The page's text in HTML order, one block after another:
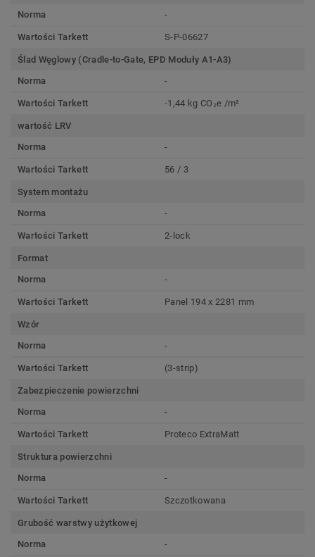
Norma
-
Wartości Tarkett S-P-06627
Ślad Węglowy (Cradle-to-Gate, EPD Moduły A1-A3)
Norma
-
Wartości Tarkett -1,44 kg CO₂e /m²
wartość LRV
Norma
-
Wartości Tarkett 56 / 3
System montażu
Norma
-
Wartości Tarkett 2-lock
Format
Norma
-
Wartości Tarkett Panel 194 x 2281 mm
Wzór
Norma
-
Wartości Tarkett (3-strip)
Zabezpieczenie powierzchni
Norma
-
Wartości Tarkett Proteco ExtraMatt
Struktura powierzchni
Norma
-
Wartości Tarkett Szczotkowana
Grubość warstwy użytkowej
Norma
-